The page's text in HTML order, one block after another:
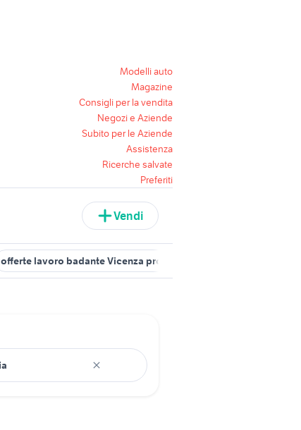
Modelli auto
Magazine
Consigli per la vendita
Negozi e Aziende
Subito per le Aziende
Assistenza
Ricerche salvate
Preferiti
Vendi
offerte lavoro badante Vicenza provincia